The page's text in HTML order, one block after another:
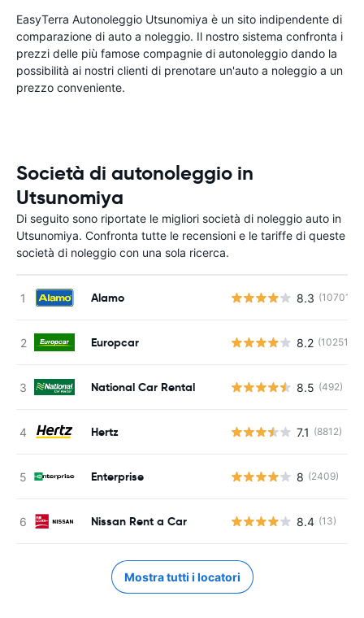
EasyTerra Autonoleggio Utsunomiya è un sito indipendente di
comparazione di auto a noleggio. Il nostro sistema confronta i
prezzi delle più famose compagnie di autonoleggio dando la
possibilità ai nostri clienti di prenotare un'auto a noleggio a un
prezzo conveniente.
Società di autonoleggio in
Utsunomiya
Di seguito sono riportate le migliori società di noleggio auto in
Utsunomiya. Confronta tutte le recensioni e le tariffe di queste
società di noleggio con una sola ricerca.
Alamo 8.3 (10701)
Europcar 8.2 (10251)
National Car Rental 8.5 (492)
Hertz 7.1 (8812)
Enterprise 8 (2409)
Nissan Rent a Car 8.4 (13)
Mostra tutti i locatori